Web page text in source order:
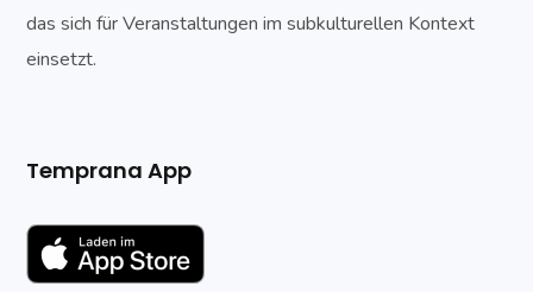
das sich für Veranstaltungen im subkulturellen Kontext
einsetzt.
Temprana App